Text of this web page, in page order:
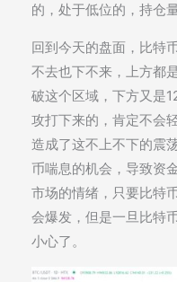
的，处于低位的，持仓
回到今天的盘面，比特
不去也下不来，上方都
破这个区域，下方又是
攻打下来的，肯定不会
造成了这不上不下的震
币喘息的机会，导致资
市场的情绪，只要比特
会爆发，但是一旦比特
小心了。